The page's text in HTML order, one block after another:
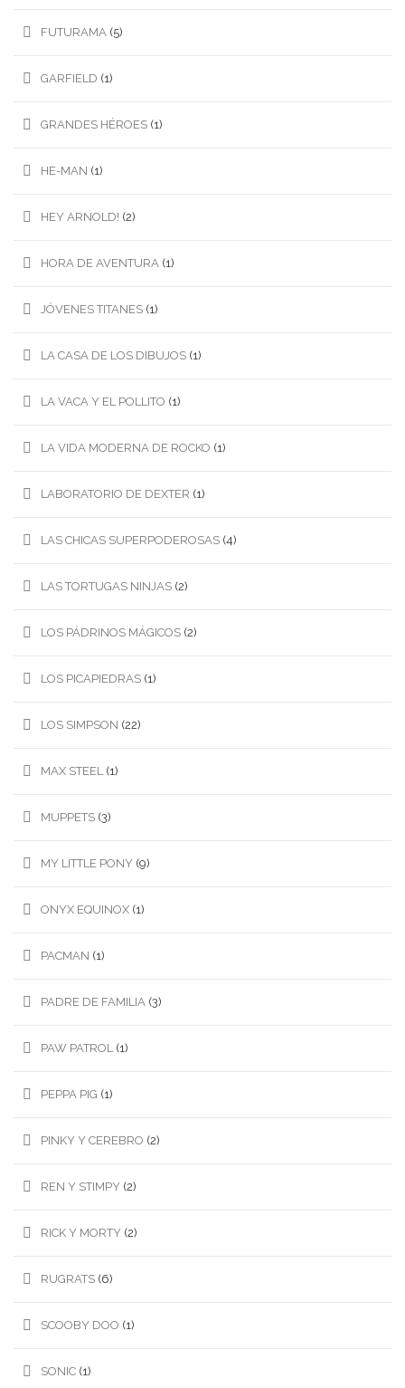
FUTURAMA (5)
GARFIELD (1)
GRANDES HÉROES (1)
HE-MAN (1)
HEY ARNOLD! (2)
HORA DE AVENTURA (1)
JÓVENES TITANES (1)
LA CASA DE LOS DIBUJOS (1)
LA VACA Y EL POLLITO (1)
LA VIDA MODERNA DE ROCKO (1)
LABORATORIO DE DEXTER (1)
LAS CHICAS SUPERPODEROSAS (4)
LAS TORTUGAS NINJAS (2)
LOS PÁDRINOS MÁGICOS (2)
LOS PICAPIEDRAS (1)
LOS SIMPSON (22)
MAX STEEL (1)
MUPPETS (3)
MY LITTLE PONY (9)
ONYX EQUINOX (1)
PACMAN (1)
PADRE DE FAMILIA (3)
PAW PATROL (1)
PEPPA PIG (1)
PINKY Y CEREBRO (2)
REN Y STIMPY (2)
RICK Y MORTY (2)
RUGRATS (6)
SCOOBY DOO (1)
SONIC (1)